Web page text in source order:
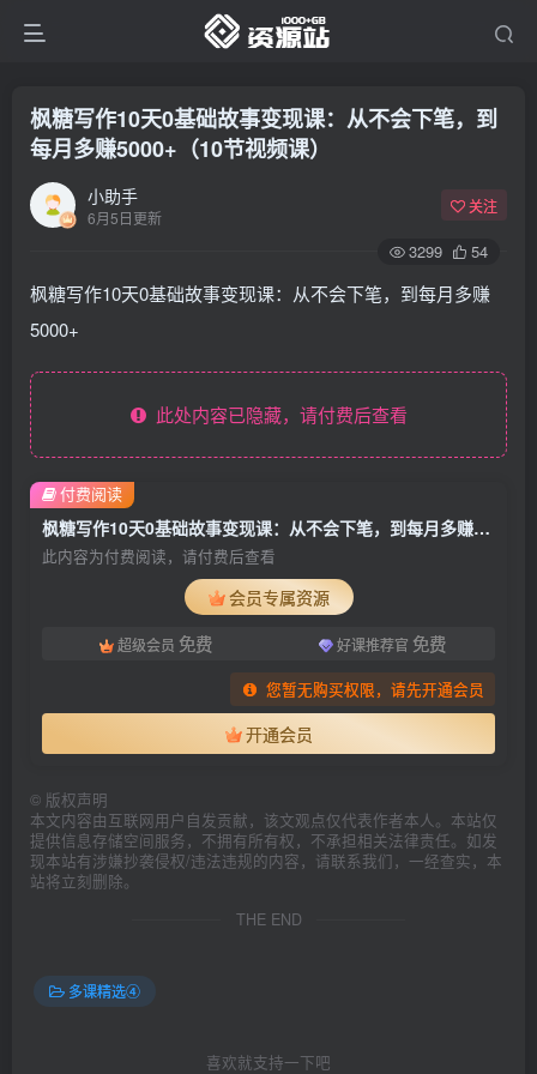
枫糖写作10天0基础故事变现课：从不会下笔，到
每月多赚5000+（10节视频课）
小助手
6月5日更新
关注
3299 54
枫糖写作10天0基础故事变现课：从不会下笔，到每月多赚
5000+
此处内容已隐藏，请付费后查看
枫糖写作10天0基础故事变现课：从不会下笔，到每月多赚5000+（10节视频课）
此内容为付费阅读，请付费后查看
会员专属资源
超级会员 免费 好课推荐官 免费
您暂无购买权限，请先开通会员
开通会员
付费阅读
© 版权声明
本文内容由互联网用户自发贡献，该文观点仅代表作者本人。本站仅
提供信息存储空间服务，不拥有所有权，不承担相关法律责任。如发
现本站有涉嫌抄袭侵权/违法违规的内容，请联系我们，一经查实，本
站将立刻删除。
THE END
多课精选④
喜欢就支持一下吧